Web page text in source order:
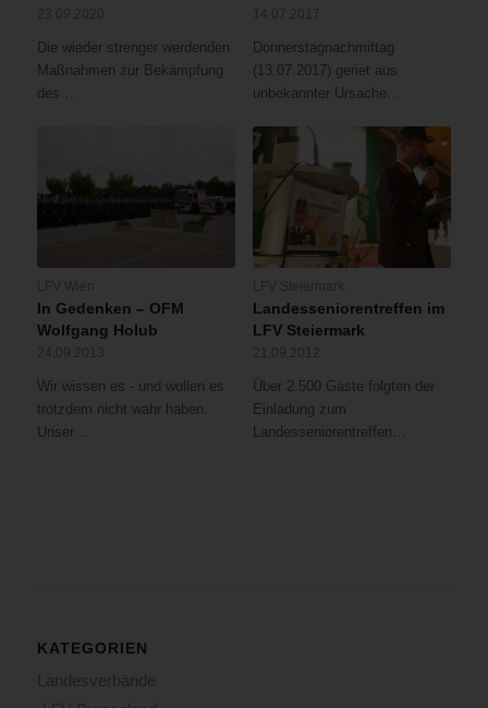
Die wieder strenger werdenden
Maßnahmen zur Bekämpfung
des…
Donnerstagnachmittag
(13.07.2017) geriet aus
unbekannter Ursache…
In Gedenken – OFM
Wolfgang Holub
Wir wissen es - und wollen es
trotzdem nicht wahr haben.
Unser…
Landesseniorentreffen im
LFV Steiermark
Über 2.500 Gäste folgten der
Einladung zum
Landesseniorentreffen…
KATEGORIEN